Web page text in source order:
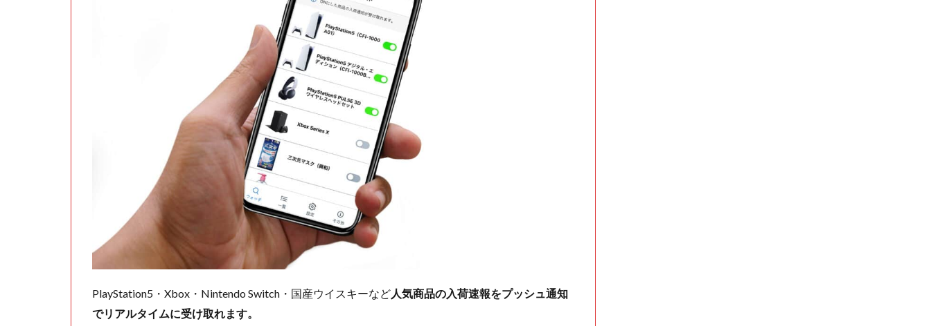
PlayStation5・Xbox・Nintendo Switch・国産ウイスキーなど人気商品の入荷速報をプッシュ通知
でリアルタイムに受け取れます。